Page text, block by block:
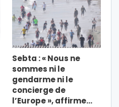
Sebta : « Nous ne
sommes ni le
gendarme ni le
concierge de
l’Europe », affirme…